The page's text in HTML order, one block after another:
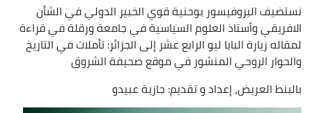
نستضيف البروفيسور بوحنية قوي الخبير الدولي في الشأن
الافريقي وأستاذ العلوم السياسية في جامعة ورقلة في قراءة
لمقاله زيارة البابا ليو الرابع عشر إلى الجزائر: تأملات في التاريخ
والحوار الروحي المنشور في موقع صحيفة الشروق
بالبنط العريض، إعداد و تقديم: جازية عبيدو